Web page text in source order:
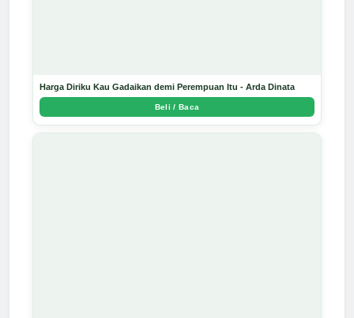
Harga Diriku Kau Gadaikan demi Perempuan Itu - Arda Dinata
Beli / Baca